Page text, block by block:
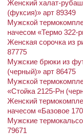
Женский халат-
(фуксия)» арт 89349
Мужской
начесом «Термо 322-
Женская сорочка из
87775
Мужские брюки из
(черный)» арт 86475
Мужской
«Стойка 2125-Рн
Женский
начесом «Базовое
Мужские
79671